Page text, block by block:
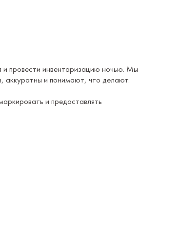
провести инвентаризацию ночью. Мы
аккуратны и понимают, что делают.
и предоставлять